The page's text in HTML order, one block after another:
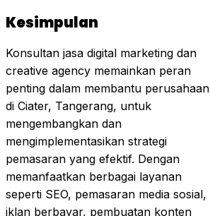
Kesimpulan
Konsultan jasa digital marketing dan
creative agency memainkan peran
penting dalam membantu perusahaan
di Ciater, Tangerang, untuk
mengembangkan dan
mengimplementasikan strategi
pemasaran yang efektif. Dengan
memanfaatkan berbagai layanan
seperti SEO, pemasaran media sosial,
iklan berbayar, pembuatan konten